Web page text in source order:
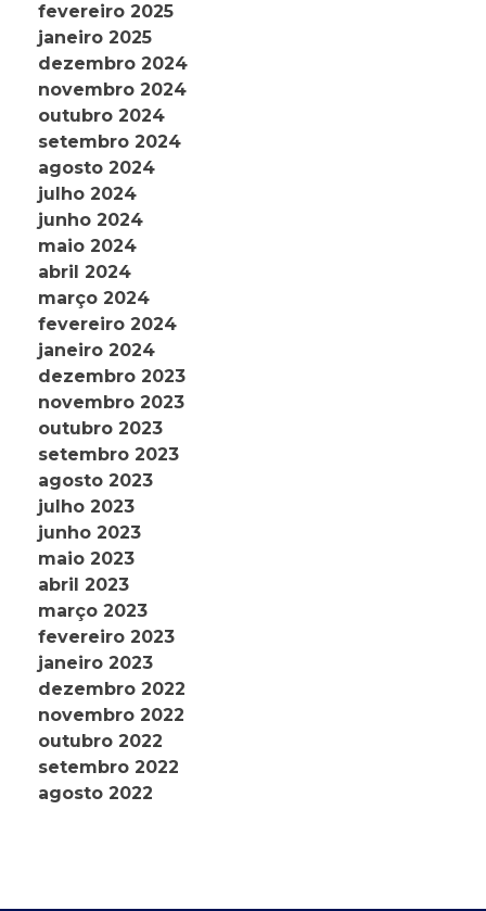
fevereiro 2025
janeiro 2025
dezembro 2024
novembro 2024
outubro 2024
setembro 2024
agosto 2024
julho 2024
junho 2024
maio 2024
abril 2024
março 2024
fevereiro 2024
janeiro 2024
dezembro 2023
novembro 2023
outubro 2023
setembro 2023
agosto 2023
julho 2023
junho 2023
maio 2023
abril 2023
março 2023
fevereiro 2023
janeiro 2023
dezembro 2022
novembro 2022
outubro 2022
setembro 2022
agosto 2022